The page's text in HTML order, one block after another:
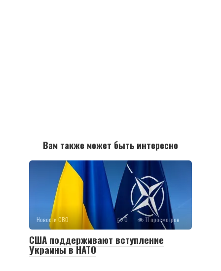
Вам также может быть интересно
Новости СВО 0 11 просмотров
США поддерживают вступление
Украины в НАТО